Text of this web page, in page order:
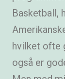
Basketball,
hvilket ofte
også er